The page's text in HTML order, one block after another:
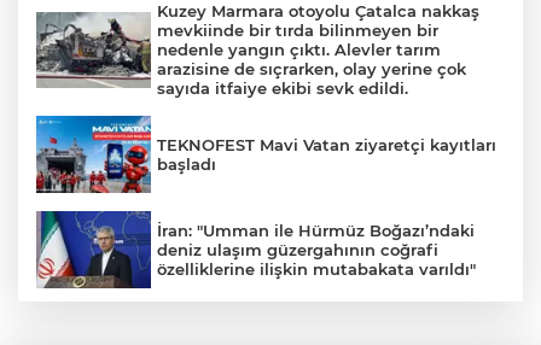
Kuzey Marmara otoyolu Çatalca nakkaş
mevkiinde bir tırda bilinmeyen bir
nedenle yangın çıktı. Alevler tarım
arazisine de sıçrarken, olay yerine çok
sayıda itfaiye ekibi sevk edildi.
TEKNOFEST Mavi Vatan ziyaretçi kayıtları
başladı
İran: "Umman ile Hürmüz Boğazı’ndaki
deniz ulaşım güzergahının coğrafi
özelliklerine ilişkin mutabakata varıldı"